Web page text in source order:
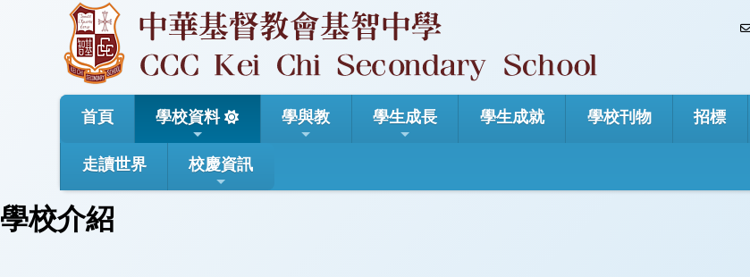
首頁 學校資料 學與教 學生成長 學生成就 學校刊物 招標
走讀世界 校慶資訊
學校介紹